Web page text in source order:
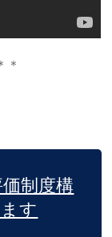
＊
制度構
す